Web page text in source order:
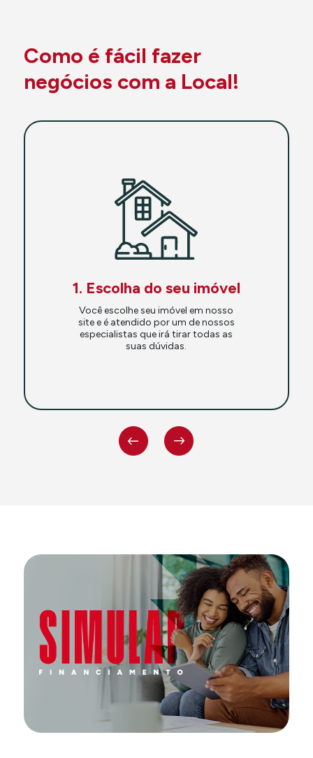
Como é fácil fazer
negócios com a Local!
1. Escolha do seu imóvel
Você escolhe seu imóvel em nosso
site e é atendido por um de nossos
especialistas que irá tirar todas as
suas dúvidas.